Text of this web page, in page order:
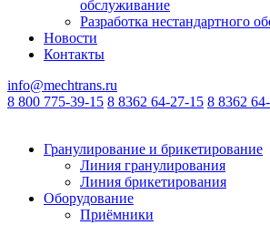
обслуживание
Разработка нестандартного
Новости
Контакты
info@mechtrans.ru
8 800 775-39-15 8 8362 64-27-15 8 8362
Гранулирование и брикетирование
Линия гранулирования
Линия брикетирования
Оборудование
Приёмники